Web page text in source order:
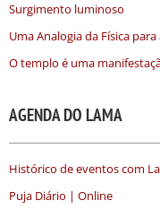
Surgimento luminoso
Uma Analogia da Física
O templo é uma
AGENDA DO LAMA
Histórico de eventos com
Puja Diário | Online